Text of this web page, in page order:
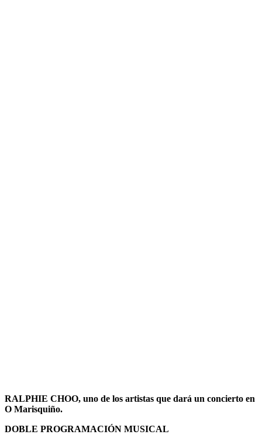
RALPHIE CHOO, uno de los artistas que dará un concierto en
O Marisquiño.
DOBLE PROGRAMACIÓN MUSICAL